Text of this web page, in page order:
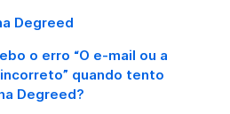
Degreed
o erro “O e-mail ou a
quando tento
Degreed?